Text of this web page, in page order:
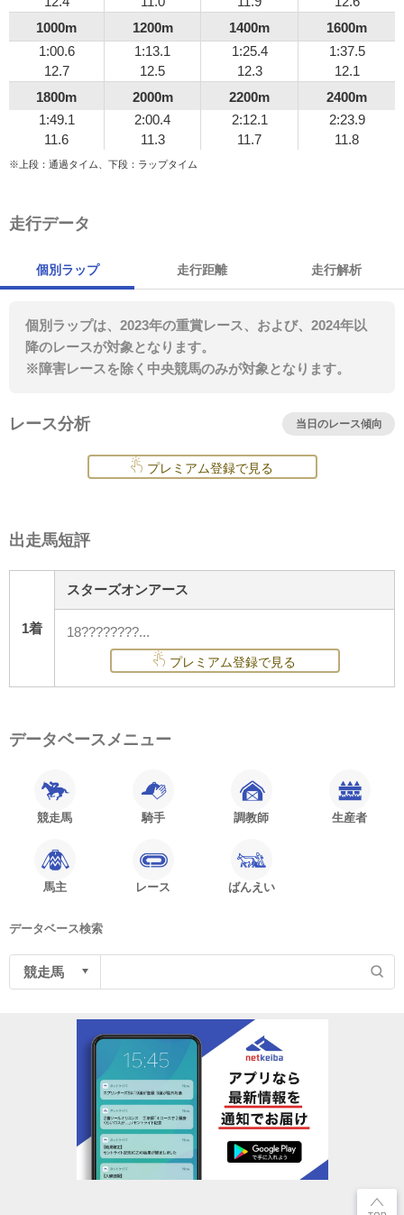
1000m
1200m 1400m
1600m
1:00.6
12.7
1:13.1
12.5
1:25.4
12.3
1:37.5
12.1
1800m
2000m 2200m
2400m
1:49.1
11.6
2:00.4
11.3
2:12.1
11.7
2:23.9
11.8
※上段：通過タイム、下段：ラップタイム
走行データ
個別ラップ 走行距離 走行解析
個別ラップは、2023年の重賞レース、および、2024年以
降のレースが対象となります。
※障害レースを除く中央競馬のみが対象となります。
レース分析 当日のレース傾向
プレミアム登録で見る
出走馬短評
1着
スターズオンアース
18????????...
プレミアム登録で見る
データベースメニュー
競走馬 騎手 調教師 生産者
馬主 レース ばんえい
データベース検索